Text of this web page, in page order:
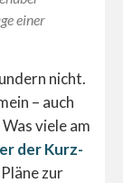
einer
nicht.
– auch
viele am
der Kurz-
zur